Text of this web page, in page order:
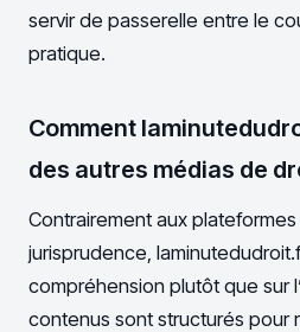
servir de passerelle entre le
pratique.
Comment
des autres médias de
Contrairement aux
jurisprudence,
compréhension plutôt que sur
contenus sont structurés pour